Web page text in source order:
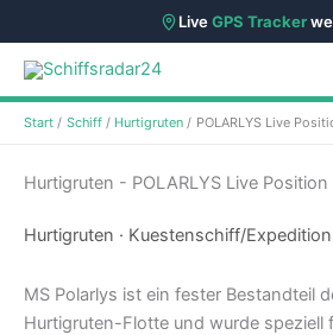
LiveGPS Tracker
Zum
Inhalt
springen
Start Schiff Hurtigruten POLARLYS Live
Hurtigruten - POLARLYS Live Position
Hurtigruten · Kuestenschiff/
MS Polarlys ist ein fester Bestandteil
Hurtigruten-Flotte und wurde speziell